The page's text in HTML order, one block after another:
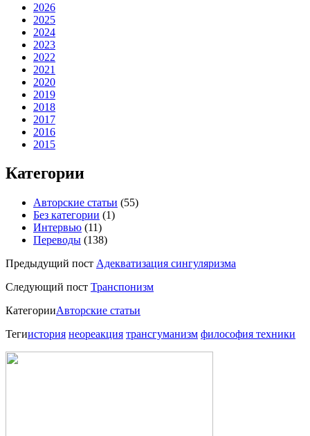
2026
2025
2024
2023
2022
2021
2020
2019
2018
2017
2016
2015
Категории
Авторские статьи (55)
Без категории (1)
Интервью (11)
Переводы (138)
Предыдущий пост Адекватизация сингуляризма
Следующий пост Транспонизм
КатегорииАвторские статьи
Тегиистория неореакция трансгуманизм философия техники